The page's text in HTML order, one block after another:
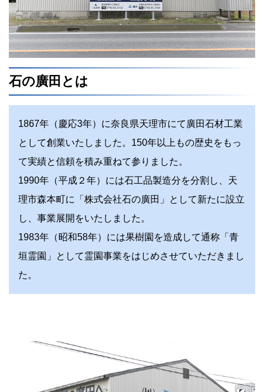
石の廣田とは
1867年（慶応3年）に奈良県天理市にて廣田石材工業
として創業いたしました。150年以上もの歴史をもっ
て実績と信頼を積み重ねて参りました。
1990年（平成２年）には石工品製造分を分割し、天
理市森本町に「株式会社石の廣田」として新たに設立
し、事業展開をいたしました。
1983年（昭和58年）には果樹園を造成して通称「青
垣霊園」として霊園事業をはじめさせていただきまし
た。